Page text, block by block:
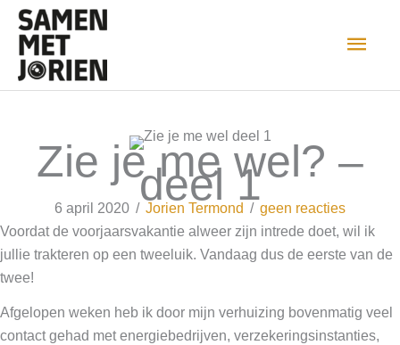
naar
inhoud
Zie je me wel? –
deel 1
6 april 2020 / Jorien Termond / geen reacties
Voordat de voorjaarsvakantie alweer zijn intrede doet, wil ik
jullie trakteren op een tweeluik. Vandaag dus de eerste van de
twee!
Afgelopen weken heb ik door mijn verhuizing bovenmatig veel
contact gehad met energiebedrijven, verzekeringsinstanties,